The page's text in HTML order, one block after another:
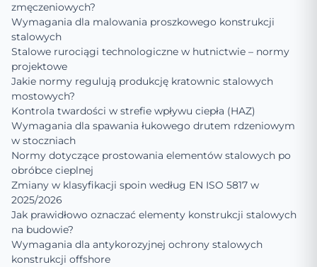
zmęczeniowych?
Wymagania dla malowania proszkowego konstrukcji
stalowych
Stalowe rurociągi technologiczne w hutnictwie – normy
projektowe
Jakie normy regulują produkcję kratownic stalowych
mostowych?
Kontrola twardości w strefie wpływu ciepła (HAZ)
Wymagania dla spawania łukowego drutem rdzeniowym
w stoczniach
Normy dotyczące prostowania elementów stalowych po
obróbce cieplnej
Zmiany w klasyfikacji spoin według EN ISO 5817 w
2025/2026
Jak prawidłowo oznaczać elementy konstrukcji stalowych
na budowie?
Wymagania dla antykorozyjnej ochrony stalowych
konstrukcji offshore